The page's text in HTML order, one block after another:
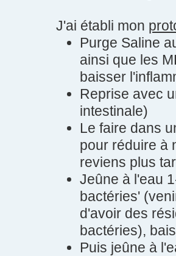
J'ai établi mon
Purge Saline
ainsi que les
baisser
Reprise avec
intestinale)
Le faire dans
pour réduire à
reviens plus
Jeûne à l'eau
bactéries'
d'avoir des
bactéries),
Puis jeûne à